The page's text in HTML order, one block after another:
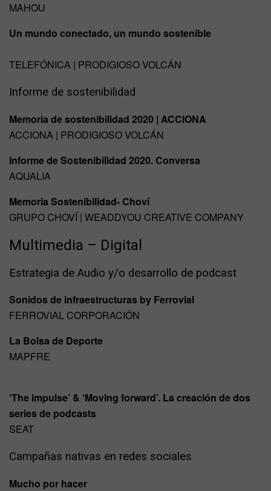
MAHOU
Un mundo conectado, un mundo sostenible
TELEFÓNICA | PRODIGIOSO VOLCÁN
Informe de sostenibilidad
Memoria de sostenibilidad 2020 | ACCIONA
ACCIONA | PRODIGIOSO VOLCÁN
Informe de Sostenibilidad 2020. Conversa
AQUALIA
Memoria Sostenibilidad- Choví
GRUPO CHOVÍ | WEADDYOU CREATIVE COMPANY
Multimedia – Digital
Estrategia de Audio y/o desarrollo de podcast
Sonidos de infraestructuras by Ferrovial
FERROVIAL CORPORACIÓN
La Bolsa de Deporte
MAPFRE
‘The impulse’ & ‘Moving forward’. La creación de dos
series de podcasts
SEAT
Campañas nativas en redes sociales
Mucho por hacer